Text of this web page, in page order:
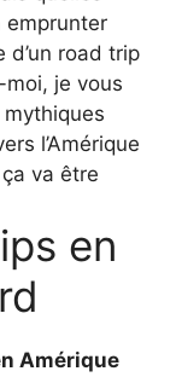
emprunter
d’un road trip
je vous
l’Amérique
va être
en
Amérique